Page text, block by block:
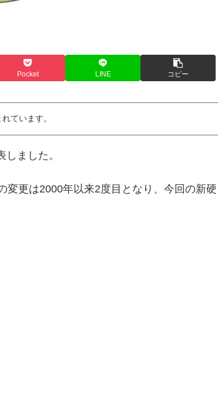
Pocket LINE コピー
ています。
ました。
変更は2000年以来2度目となり、今回の新硬